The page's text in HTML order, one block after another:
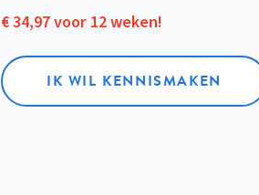
€ 34,97 voor 12 weken!
IK WIL KENNISMAKEN